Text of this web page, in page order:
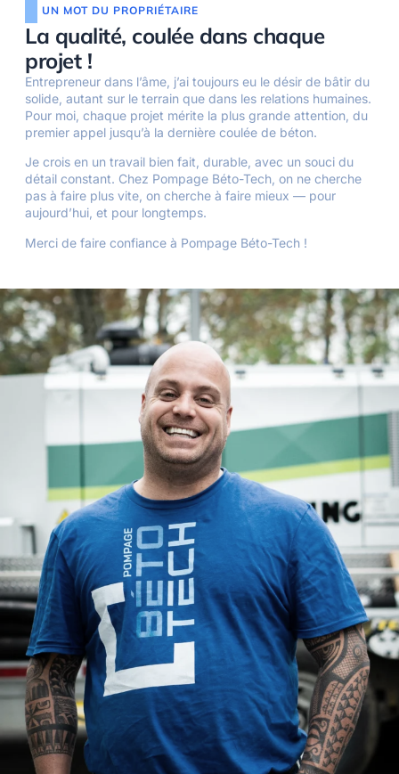
UN MOT DU PROPRIÉTAIRE
La qualité, coulée dans chaque
projet !
Entrepreneur dans l’âme, j’ai toujours eu le désir de bâtir du
solide, autant sur le terrain que dans les relations humaines.
Pour moi, chaque projet mérite la plus grande attention, du
premier appel jusqu’à la dernière coulée de béton.
Je crois en un travail bien fait, durable, avec un souci du
détail constant. Chez Pompage Béto-Tech, on ne cherche
pas à faire plus vite, on cherche à faire mieux — pour
aujourd’hui, et pour longtemps.
Merci de faire confiance à Pompage Béto-Tech !